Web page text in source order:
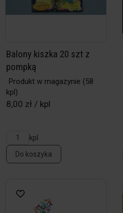
Balony kiszka 20 szt z
pompką
Produkt w magazynie (58
kpl)
8,00 zł / kpl
kpl
Do koszyka